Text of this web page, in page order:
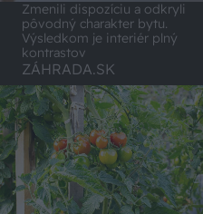
Zmenili dispozíciu a odkryli
pôvodný charakter bytu.
Výsledkom je interiér plný
kontrastov
ZÁHRADA.SK